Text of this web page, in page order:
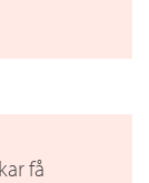
få